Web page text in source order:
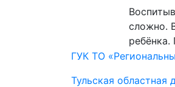
сложно.
ребёнка.
ГУК ТО
Тульская областная